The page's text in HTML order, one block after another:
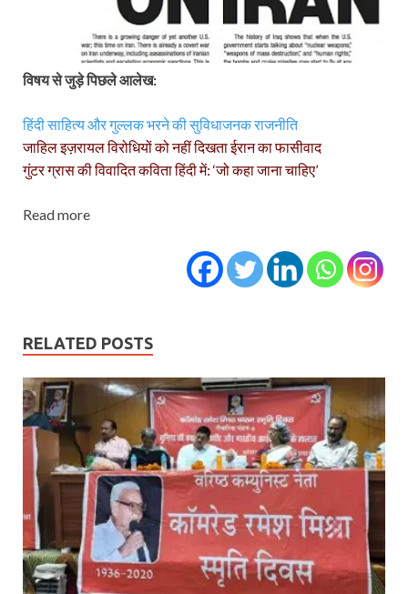
विषय से जुड़े पिछले आलेख:
हिंदी साहित्‍य और गुल्‍लक भरने की सुविधाजनक राजनीति
जाहिल इज़रायल विरोधियों को नहीं दिखता ईरान का फासीवाद
गुंटर ग्रास की विवादित कविता हिंदी में: ‘जो कहा जाना चाहिए’
Read more
RELATED POSTS